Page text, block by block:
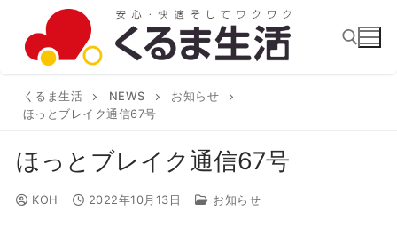
くるま生活 NEWS
お知らせ
ほっとブレイク通信67号
ほっとブレイク通信67号
KOH 2022年10月13日 お知らせ